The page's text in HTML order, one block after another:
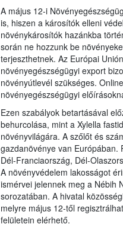
A május 12-i
is, hiszen a károsítók elleni
növénykárosítók hazánkba
során ne hozzunk be
terjeszthetnek. Az Európai
növényegészségügyi export
növényútlevél szükséges.
növényegészségügyi
Ezen szabályok betartásával
behurcolása, mint a Xylella
növényvilágára. A szőlőt és
gazdanövénye van Európában.
Dél-Franciaország, Dél-
A növényvédelem lakosságot
ismérvei jelennek meg a Nébih
sorozatában. A hivatal
melyre május 12-től
felületein elérhető.